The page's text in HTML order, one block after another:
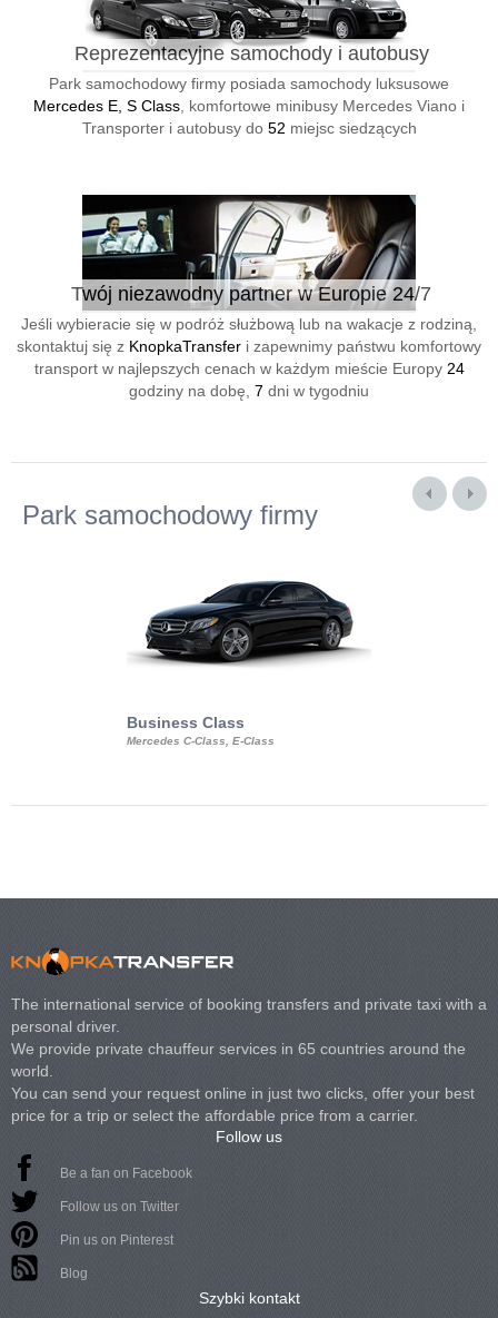
Reprezentacyjne samochody i autobusy
Park samochodowy firmy posiada samochody luksusowe
Mercedes E, S Class , komfortowe minibusy Mercedes Viano i
Transporter i autobusy do 52 miejsc siedzących
Twój niezawodny partner w Europie 24/7
Jeśli wybieracie się w podróż służbową lub na wakacje z rodziną,
skontaktuj się z KnopkaTransfer i zapewnimy państwu komfortowy
transport w najlepszych cenach w każdym mieście Europy 24
godziny na dobę, 7 dni w tygodniu
Park samochodowy firmy
Business Class
Mercedes C-Class, E-Class
The international service of booking transfers and private taxi with a
personal driver.
We provide private chauffeur services in 65 countries around the
world.
You can send your request online in just two clicks, offer your best
price for a trip or select the affordable price from a carrier.
Follow us
Be a fan on Facebook
Follow us on Twitter
Pin us on Pinterest
Blog
Szybki kontakt